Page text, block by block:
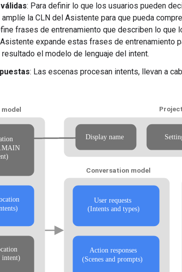
: Para definir lo que los usuarios pueden
amplíe la CLN del Asistente para que pueda
frases de entrenamiento que describen lo
Asistente expande estas frases de entrenamiento
resultado el modelo de lenguaje del intent.
: Las escenas procesan intents, llevan a